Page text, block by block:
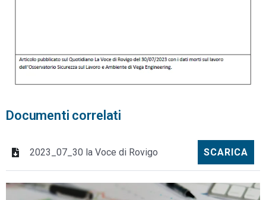
Documenti correlati
2023_07_30 la Voce di Rovigo SCARICA